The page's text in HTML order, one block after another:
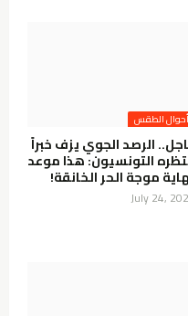
أحوال الطقس
الرصد الجوي يزف خبراً
التونسيون: هذا موعد
موجة الحر الخانقة!
July 24,